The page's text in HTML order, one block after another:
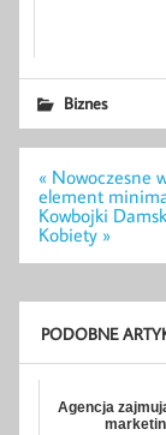
Biznes
Nawigacja
wpisu
« Nowoczesne
element
Kowbojki
Kobiety »
PODOBNE
Agencja